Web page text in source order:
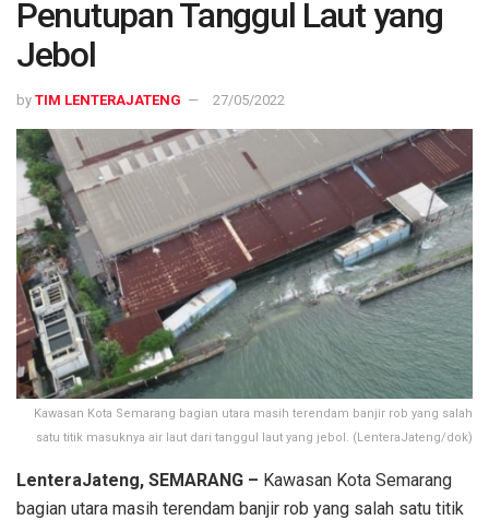
Penutupan Tanggul Laut yang
Jebol
by TIM LENTERAJATENG 27/05/2022
Kawasan Kota Semarang bagian utara masih terendam banjir rob yang salah
satu titik masuknya air laut dari tanggul laut yang jebol. (LenteraJateng/dok)
LenteraJateng, SEMARANG – Kawasan Kota Semarang
bagian utara masih terendam banjir rob yang salah satu titik